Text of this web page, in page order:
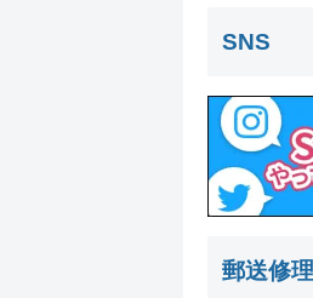
SNS
郵送修理